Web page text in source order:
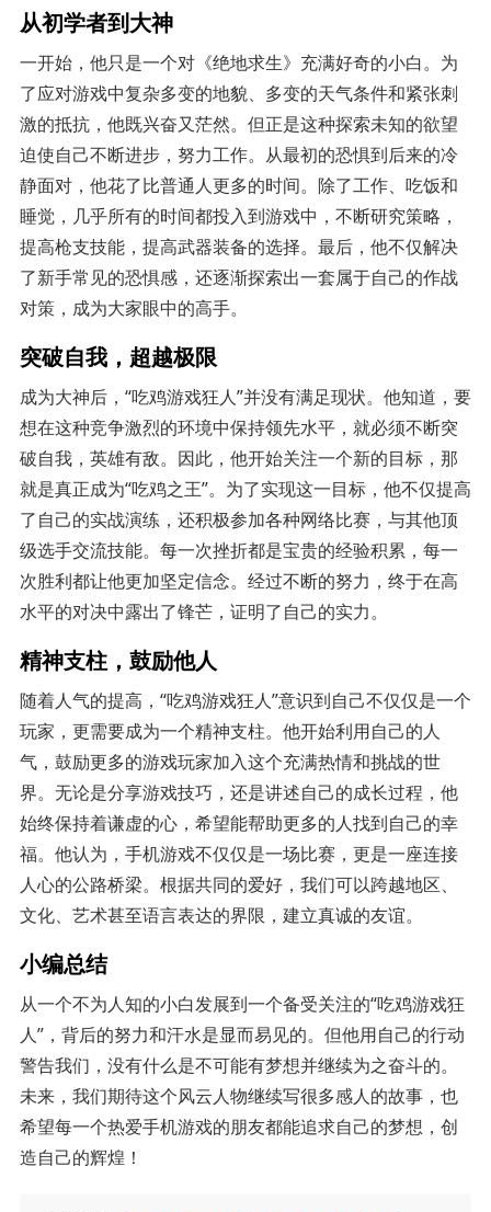
从初学者到大神
一开始，他只是一个对《绝地求生》充满好奇的小白。为
了应对游戏中复杂多变的地貌、多变的天气条件和紧张刺
激的抵抗，他既兴奋又茫然。但正是这种探索未知的欲望
迫使自己不断进步，努力工作。从最初的恐惧到后来的冷
静面对，他花了比普通人更多的时间。除了工作、吃饭和
睡觉，几乎所有的时间都投入到游戏中，不断研究策略，
提高枪支技能，提高武器装备的选择。最后，他不仅解决
了新手常见的恐惧感，还逐渐探索出一套属于自己的作战
对策，成为大家眼中的高手。
突破自我，超越极限
成为大神后，“吃鸡游戏狂人”并没有满足现状。他知道，要
想在这种竞争激烈的环境中保持领先水平，就必须不断突
破自我，英雄有敌。因此，他开始关注一个新的目标，那
就是真正成为“吃鸡之王”。为了实现这一目标，他不仅提高
了自己的实战演练，还积极参加各种网络比赛，与其他顶
级选手交流技能。每一次挫折都是宝贵的经验积累，每一
次胜利都让他更加坚定信念。经过不断的努力，终于在高
水平的对决中露出了锋芒，证明了自己的实力。
精神支柱，鼓励他人
随着人气的提高，“吃鸡游戏狂人”意识到自己不仅仅是一个
玩家，更需要成为一个精神支柱。他开始利用自己的人
气，鼓励更多的游戏玩家加入这个充满热情和挑战的世
界。无论是分享游戏技巧，还是讲述自己的成长过程，他
始终保持着谦虚的心，希望能帮助更多的人找到自己的幸
福。他认为，手机游戏不仅仅是一场比赛，更是一座连接
人心的公路桥梁。根据共同的爱好，我们可以跨越地区、
文化、艺术甚至语言表达的界限，建立真诚的友谊。
小编总结
从一个不为人知的小白发展到一个备受关注的“吃鸡游戏狂
人”，背后的努力和汗水是显而易见的。但他用自己的行动
警告我们，没有什么是不可能有梦想并继续为之奋斗的。
未来，我们期待这个风云人物继续写很多感人的故事，也
希望每一个热爱手机游戏的朋友都能追求自己的梦想，创
造自己的辉煌！